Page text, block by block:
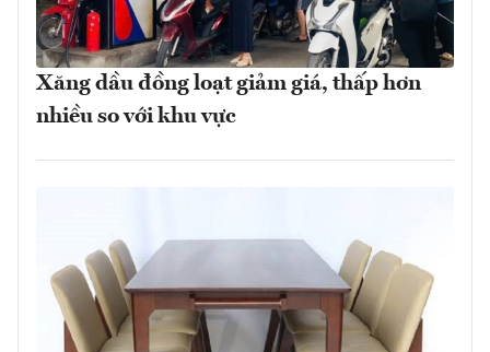
Xăng dầu đồng loạt giảm giá, thấp hơn
nhiều so với khu vực